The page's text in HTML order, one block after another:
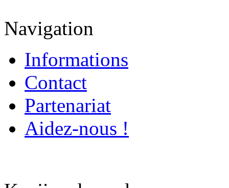
Navigation
Informations
Contact
Partenariat
Aidez-nous !